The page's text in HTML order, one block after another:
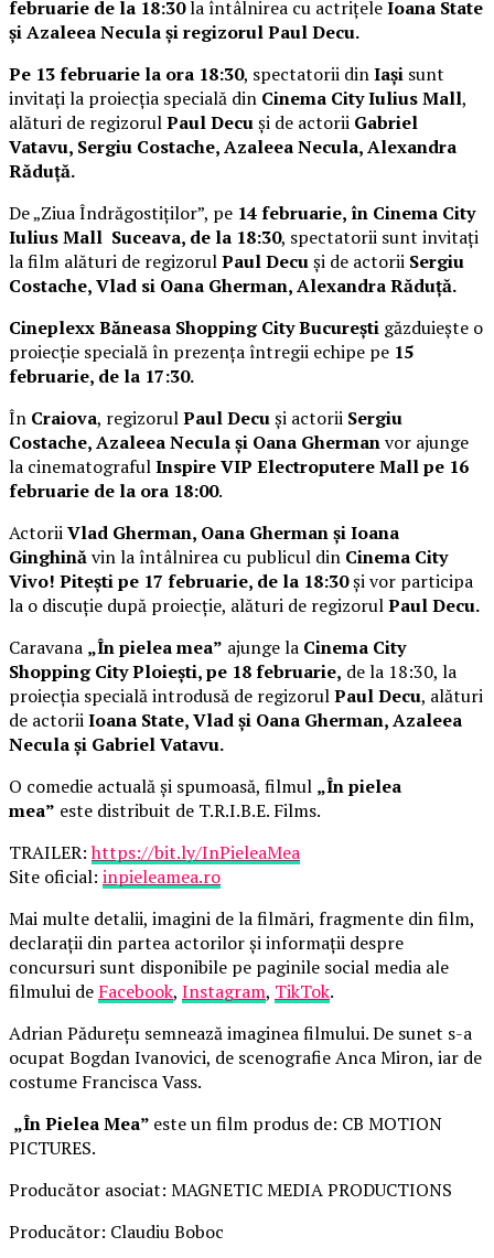
februarie de la 18:30la întâlnirea cu actrițeleIoana State
și Azaleea Necula și regizorul Paul Decu.
Pe 13 februarie la ora 18:30, spectatorii dinIași sunt
invitați la proiecția specială din Cinema City Iulius Mall,
alături de regizorulPaul Decuși de actorii Gabriel
Vatavu, Sergiu Costache, Azaleea Necula, Alexandra
Răduță.
De „Ziua Îndrăgostiților”, pe 14 februarie, în Cinema City
Iulius Mall Suceava, de la 18:30, spectatorii sunt invitați
la film alături de regizorulPaul Decuși de actorii Sergiu
Costache, Vlad si Oana Gherman, Alexandra Răduță.
Cineplexx Băneasa Shopping City București găzduiește o
proiecție specială în prezența întregii echipe pe 15
februarie, de la 17:30.
În Craiova, regizorulPaul Decuși actorii Sergiu
Costache, Azaleea Necula și Oana Ghermanvor ajunge
la cinematografulInspire VIP Electroputere Mall pe 16
februarie de la ora 18:00.
ActoriiVlad Gherman, Oana Gherman și Ioana
Ginghinăvin la întâlnirea cu publicul din Cinema City
Vivo! Pitești pe 17 februarie, de la 18:30și vor participa
la o discuție după proiecție, alături de regizorulPaul Decu.
Caravana „În pielea mea” ajunge la Cinema City
Shopping City Ploiești, pe 18 februarie, de la 18:30, la
proiecția specială introdusă de regizorulPaul Decu, alături
de actoriiIoana State, Vlad și Oana Gherman, Azaleea
Necula și Gabriel Vatavu.
O comedie actuală și spumoasă, filmul „În pielea
mea” este distribuit de T.R.I.B.E. Films.
TRAILER:https://bit.ly/InPieleaMea
Site oficial: inpieleamea.ro
Mai multe detalii, imagini de la filmări, fragmente din film,
declarații din partea actorilor și informații despre
concursuri sunt disponibile pe paginile social media ale
filmului de Facebook, Instagram, TikTok.
Adrian Pădurețu semnează imaginea filmului. De sunet s-a
ocupat Bogdan Ivanovici, de scenografie Anca Miron, iar de
costume Francisca Vass.
„În Pielea Mea” este un film produs de: CB MOTION
PICTURES.
Producător asociat: MAGNETIC MEDIA PRODUCTIONS
Producător: Claudiu Boboc